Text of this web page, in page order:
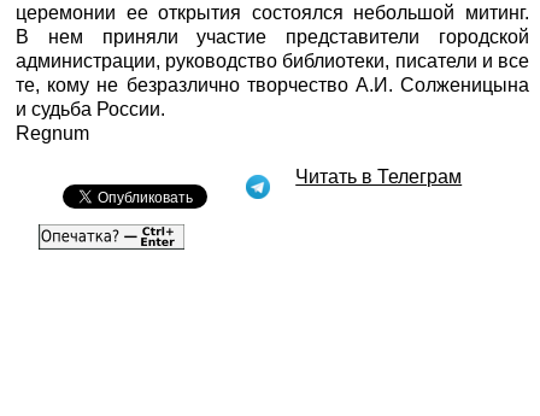
церемонии ее открытия состоялся небольшой митинг.
В нем приняли участие представители городской
администрации, руководство библиотеки, писатели и все
те, кому не безразлично творчество А.И. Солженицына
и судьба России.
Regnum
Читать в Телеграм